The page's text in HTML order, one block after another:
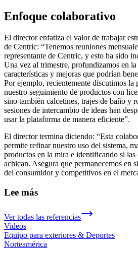
Enfoque colaborativo
El director enfatiza el valor de trabajar
de Centric: “Tenemos reuniones
representante de Centric, y esto ha sido
Una vez al trimestre, profundizamos en
características y mejoras que podrían
Por ejemplo, recientemente discutimos
nuestro seguimiento de productos con
sino también calcetines, trajes de baño y
sesiones de intercambio de ideas han
usar la plataforma de manera eficiente”.
El director termina diciendo: “Esta
permite refinar nuestro uso del sistema,
productos en la mira e identificando si las
achican. Asegura que permanecemos en
del consumidor y competitivos en el
Lee más
Ver todas las referencias
Videos
Equipo para exteriores & Deportes
Norteamérica